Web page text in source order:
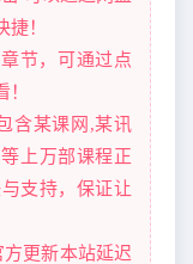
！
节，可通过点
含某课网,某讯
上万部课程正
支持，保证让
更新本站延迟